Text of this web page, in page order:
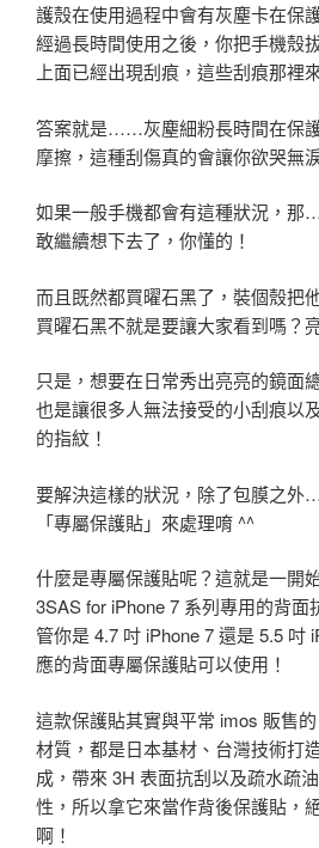
護殼在使用過程中會有灰塵卡在保
經過長時間使用之後，你把手機殼
上面已經出現刮痕，這些刮痕那裡
答案就是……灰塵細粉長時間在保
摩擦，這種刮傷真的會讓你欲哭無
如果一般手機都會有這種狀況，
敢繼續想下去了，你懂的！
而且既然都買曜石黑了，裝個殼把
買曜石黑不就是要讓大家看到嗎？
只是，想要在日常秀出亮亮的鏡面
也是讓很多人無法接受的小刮痕以
的指紋！
要解決這樣的狀況，除了包膜之
「專屬保護貼」來處理唷 ^^
什麼是專屬保護貼呢？這就是一開
3SAS for iPhone 7 系列專用的背
管你是 4.7 吋 iPhone 7 還是 5.5 吋
應的背面專屬保護貼可以使用！
這款保護貼其實與平常 imos 販售
材質，都是日本基材、台灣技術打
成，帶來 3H 表面抗刮以及疏水疏
性，所以拿它來當作背後保護貼，
啊！